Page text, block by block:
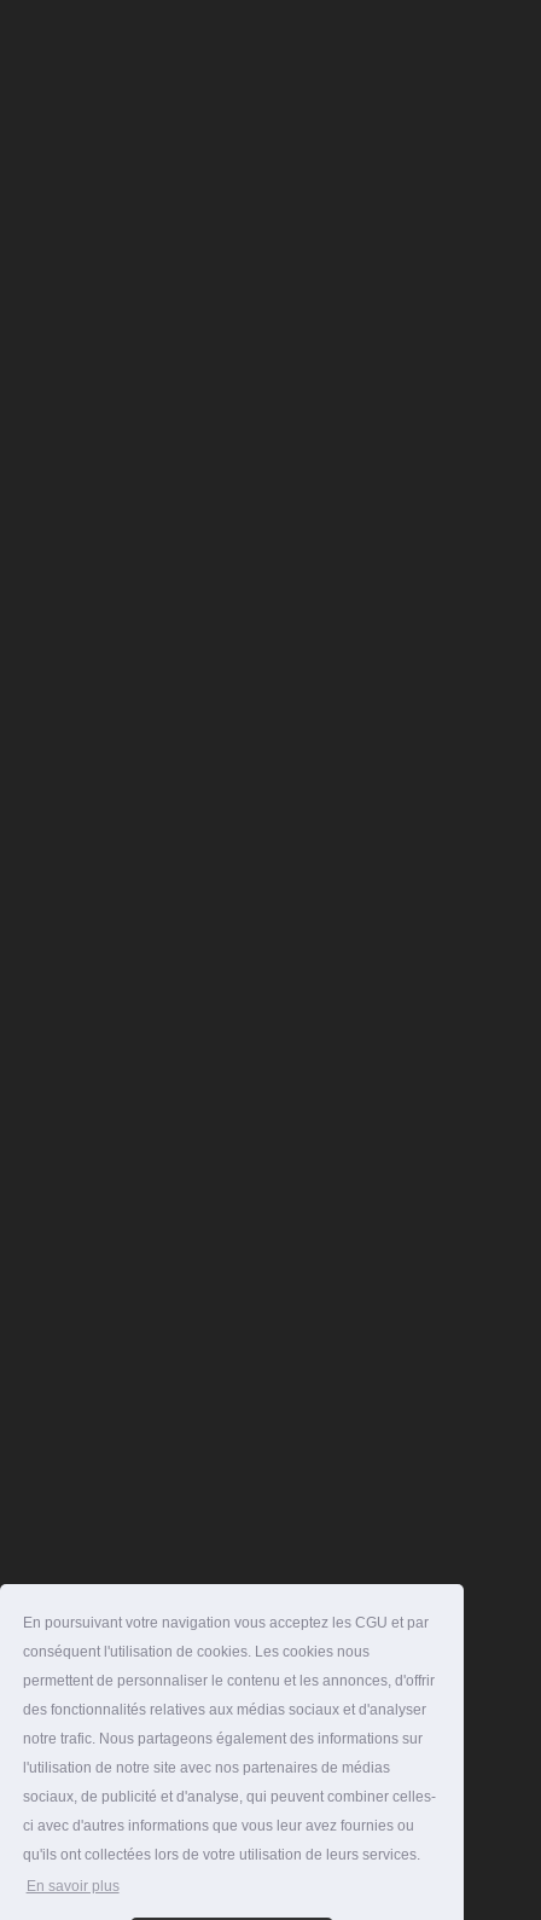
En poursuivant votre navigation vous acceptez les CGU et par
conséquent l'utilisation de cookies. Les cookies nous
permettent de personnaliser le contenu et les annonces, d'offrir
des fonctionnalités relatives aux médias sociaux et d'analyser
notre trafic. Nous partageons également des informations sur
l'utilisation de notre site avec nos partenaires de médias
sociaux, de publicité et d'analyse, qui peuvent combiner celles-
ci avec d'autres informations que vous leur avez fournies ou
qu'ils ont collectées lors de votre utilisation de leurs services.
En savoir plus